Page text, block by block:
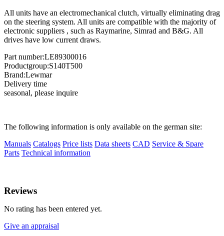
All units have an electromechanical clutch, virtually eliminating drag
on the steering system. All units are compatible with the majority of
electronic suppliers , such as Raymarine, Simrad and B&G. All
drives have low current draws.
Part number:LE89300016
Productgroup:S140T500
Brand:Lewmar
Delivery time
seasonal, please inquire
The following information is only available on the german site:
Manuals Catalogs Price lists Data sheets CAD Service & Spare
Parts Technical information
Reviews
No rating has been entered yet.
Give an appraisal